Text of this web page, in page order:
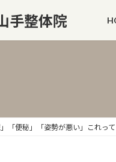
手整体院
」「便秘」「姿勢が悪い」これっ